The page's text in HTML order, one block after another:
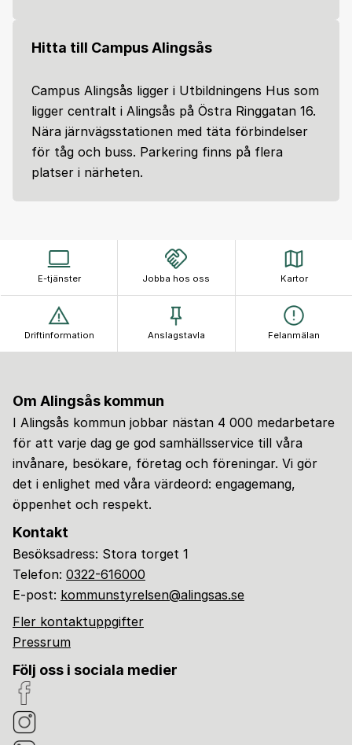
Hitta till Campus Alingsås
Campus Alingsås ligger i Utbildningens Hus som
ligger centralt i Alingsås på Östra Ringgatan 16.
Nära järnvägsstationen med täta förbindelser
för tåg och buss. Parkering finns på flera
platser i närheten.
E-tjänster Jobba hos oss Kartor
Driftinformation Anslagstavla Felanmälan
Om Alingsås kommun
I Alingsås kommun jobbar nästan 4 000 medarbetare
för att varje dag ge god samhällsservice till våra
invånare, besökare, företag och föreningar. Vi gör
det i enlighet med våra värdeord: engagemang,
öppenhet och respekt.
Kontakt
Besöksadress: Stora torget 1
Telefon: 0322-616000
E-post: kommunstyrelsen@alingsas.se
Fler kontaktuppgifter
Pressrum
Följ oss i sociala medier